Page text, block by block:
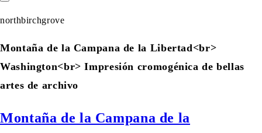
northbirchgrove
Montaña de la Campana de la Libertad<br>
Washington<br> Impresión cromogénica de bellas
artes de archivo
Montaña de la Campana de la